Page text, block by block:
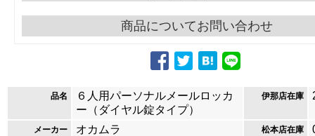
商品についてお問い合わせ
品名
６人用パーソナルメールロッカ
ー（ダイヤル錠タイプ）
伊那店在庫
メーカー オカムラ 松本店在庫